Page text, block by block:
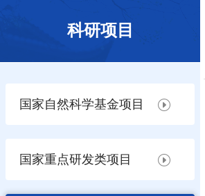
科研项目
国家自然科学基金项目
国家重点研发类项目